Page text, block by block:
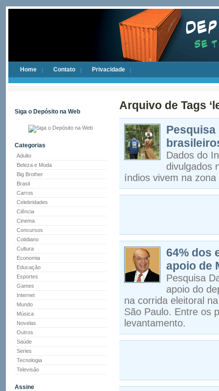
Home Contato Privacidade
Siga o Depósito na Web
Categorias
Adulto
Beleza e Moda
Big Brother
Brasil
Carros
Celebridades
Ciência
Cinema
Concursos
Cotidiano
Cultura
Economia
Educação
Esportes
Games
Internet
Mundo
Música
Novelas
Outros
Saúde
Series
Tecnologia
Televisão
Assine
Arquivo de Tags
Pesquisa
Dados do
divulgados
índios vivem na zona
64% dos
apoio de
Pesquisa
apoio do
na corrida eleitoral
São Paulo. Entre os
levantamento.